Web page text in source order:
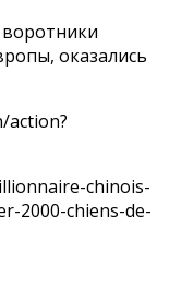
оказались
action?
chinois-
2000-chiens-de-